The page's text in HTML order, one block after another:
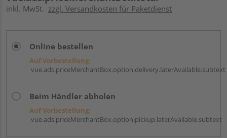
inkl. MwSt. zzgl. Versandkosten für Paketdienst
Online bestellen
Auf Vorbestellung:
vue.ads.priceMerchantBox.option.delivery.laterAvailable.subtext
Beim Händler abholen
Auf Vorbestellung:
vue.ads.priceMerchantBox.option.pickup.laterAvailable.subtext